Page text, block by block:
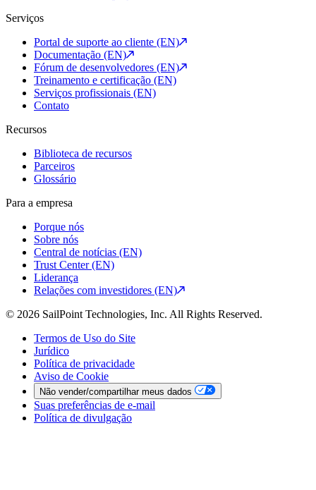
Serviços
Portal de suporte ao cliente (EN)
Documentação (EN)
Fórum de desenvolvedores (EN)
Treinamento e certificação (EN)
Serviços profissionais (EN)
Contato
Recursos
Biblioteca de recursos
Parceiros
Glossário
Para a empresa
Porque nós
Sobre nós
Central de notícias (EN)
Trust Center (EN)
Liderança
Relações com investidores (EN)
© 2026 SailPoint Technologies, Inc. All Rights Reserved.
Termos de Uso do Site
Jurídico
Política de privacidade
Aviso de Cookie
Não vender/compartilhar meus dados
Suas preferências de e-mail
Política de divulgação